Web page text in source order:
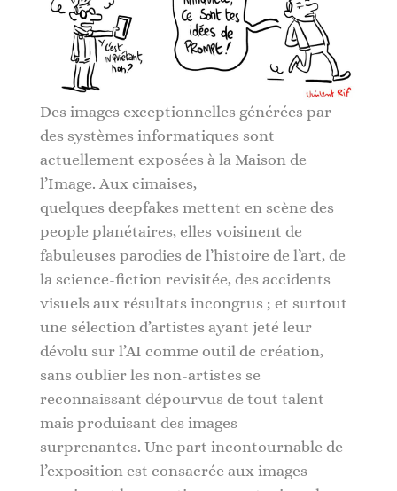
Des images exceptionnelles générées par
des systèmes informatiques sont
actuellement exposées à la Maison de
l’Image. Aux cimaises,
quelques deepfakes mettent en scène des
people planétaires, elles voisinent de
fabuleuses parodies de l’histoire de l’art, de
la science-fiction revisitée, des accidents
visuels aux résultats incongrus ; et surtout
une sélection d’artistes ayant jeté leur
dévolu sur l’AI comme outil de création,
sans oublier les non-artistes se
reconnaissant dépourvus de tout talent
mais produisant des images
surprenantes. Une part incontournable de
l’exposition est consacrée aux images